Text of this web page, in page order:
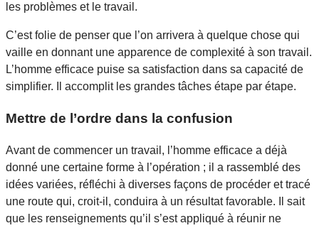
les problèmes et le travail.
C’est folie de penser que l’on arrivera à quelque chose qui
vaille en donnant une apparence de complexité à son travail.
L’homme efficace puise sa satisfaction dans sa capacité de
simplifier. Il accomplit les grandes tâches étape par étape.
Mettre de l’ordre dans la confusion
Avant de commencer un travail, l’homme efficace a déjà
donné une certaine forme à l’opération ; il a rassemblé des
idées variées, réfléchi à diverses façons de procéder et tracé
une route qui, croit-il, conduira à un résultat favorable. Il sait
que les renseignements qu’il s’est appliqué à réunir ne